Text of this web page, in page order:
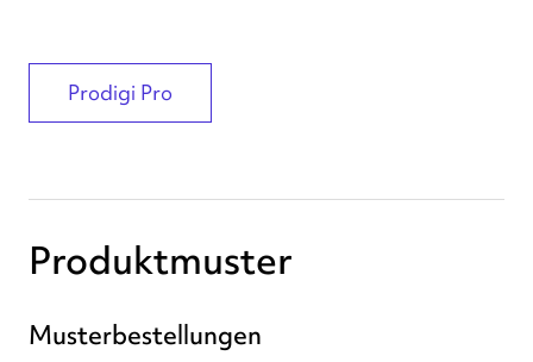
Prodigi Pro
Produktmuster
Musterbestellungen